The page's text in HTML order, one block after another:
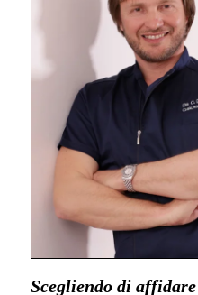
Scegliendo di